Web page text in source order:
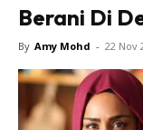
Berani Di
By Amy Mohd - 22 Nov